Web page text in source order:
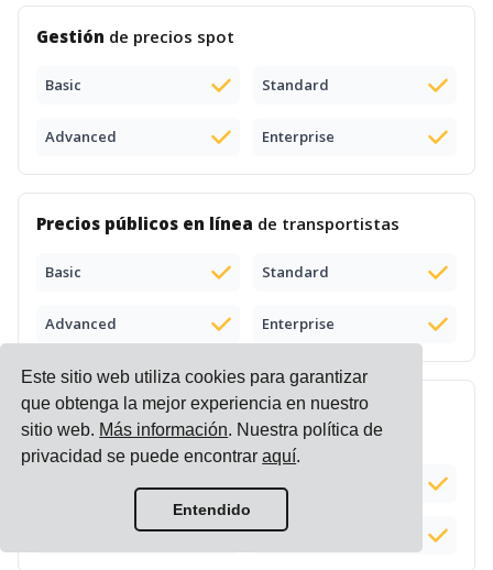
Este sitio web utiliza cookies para garantizar
que obtenga la mejor experiencia en nuestro
sitio web. Más información. Nuestra política de
privacidad se puede encontraraquí.
Entendido
Gestión de precios spot
Basic Standard
Advanced Enterprise
Precios públicos en línea de transportistas
Basic Standard
Advanced Enterprise
Motor de precios de transporte (carga y
comparación de listas de precios)
Complemento (+$100) Standard
Enterprise